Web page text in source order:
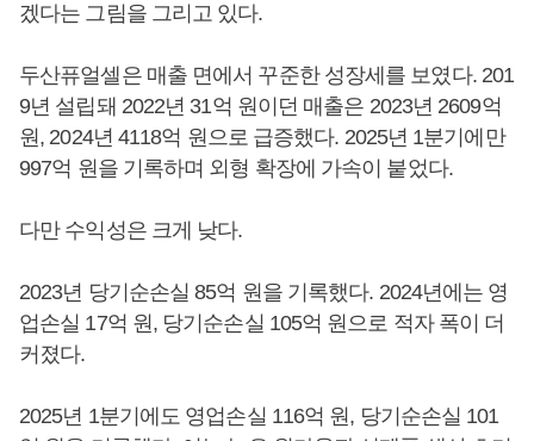
겠다는 그림을 그리고 있다.
두산퓨얼셀은 매출 면에서 꾸준한 성장세를 보였다. 201
9년 설립돼 2022년 31억 원이던 매출은 2023년 2609억
원, 2024년 4118억 원으로 급증했다. 2025년 1분기에만
997억 원을 기록하며 외형 확장에 가속이 붙었다.
다만 수익성은 크게 낮다.
2023년 당기순손실 85억 원을 기록했다. 2024년에는 영
업손실 17억 원, 당기순손실 105억 원으로 적자 폭이 더
커졌다.
2025년 1분기에도 영업손실 116억 원, 당기순손실 101